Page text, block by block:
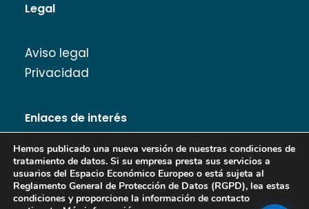
Legal
Aviso legal
Privacidad
Enlaces de interés
Banco de Imágenes
Hemos publicado una nueva versión de nuestras condiciones de
tratamiento de datos. Si su empresa presta sus servicios a
usuarios del Espacio Económico Europeo o está sujeta al
Reglamento General de Protección de Datos (RGPD), lea estas
condiciones y proporcione la información de contacto